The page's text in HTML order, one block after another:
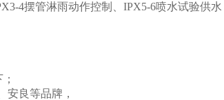
4摆管淋雨动作控制、IPX5-6喷水试验供
安良等品牌，